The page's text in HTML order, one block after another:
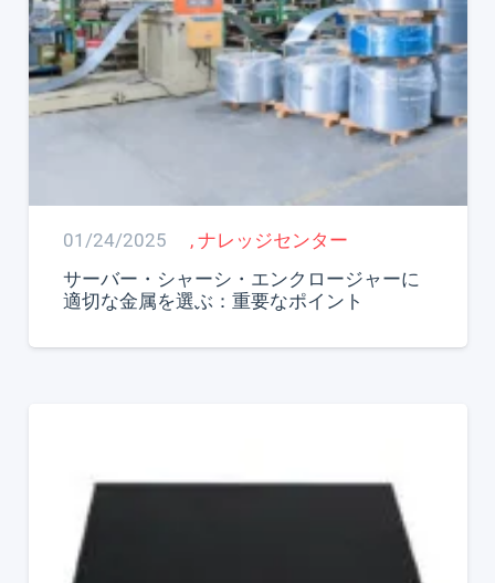
01/24/2025 , ナレッジセンター
サーバー・シャーシ・エンクロージャーに
適切な金属を選ぶ：重要なポイント